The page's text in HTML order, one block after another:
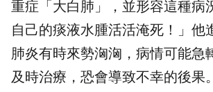
重症「 大白肺 」，並形容這種病
自己的痰液水腫活活淹死！」他
肺炎有時來勢洶洶，病情可能急
及時治療，恐會導致不幸的後果。